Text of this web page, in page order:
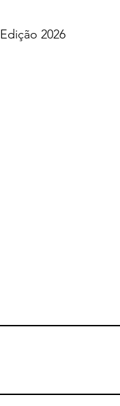
Edição 2026